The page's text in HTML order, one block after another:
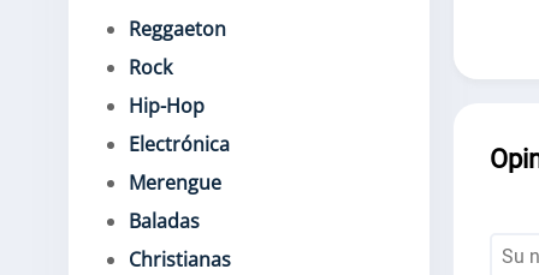
Reggaeton
Rock
Hip-Hop
Electrónica
Merengue
Baladas
Christianas